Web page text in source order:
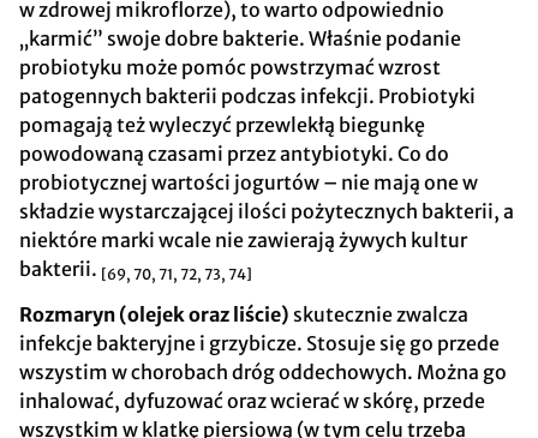
w zdrowej mikroflorze), to warto odpowiednio
„karmić” swoje dobre bakterie. Właśnie podanie
probiotyku może pomóc powstrzymać wzrost
patogennych bakterii podczas infekcji. Probiotyki
pomagają też wyleczyć przewlekłą biegunkę
powodowaną czasami przez antybiotyki. Co do
probiotycznej wartości jogurtów – nie mają one w
składzie wystarczającej ilości pożytecznych bakterii, a
niektóre marki wcale nie zawierają żywych kultur
bakterii. [69, 70, 71, 72, 73, 74]
Rozmaryn (olejek oraz liście) skutecznie zwalcza
infekcje bakteryjne i grzybicze. Stosuje się go przede
wszystim w chorobach dróg oddechowych. Można go
inhalować, dyfuzować oraz wcierać w skórę, przede
wszystkim w klatkę piersiową (w tym celu trzeba